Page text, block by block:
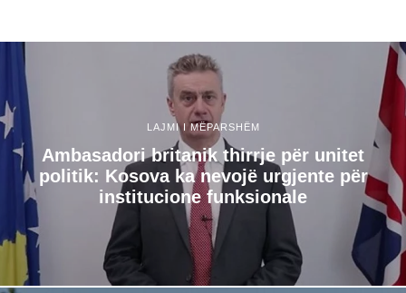
LAJMI I MËPARSHËM
Ambasadori britanik thirrje për unitet
politik: Kosova ka nevojë urgjente për
institucione funksionale